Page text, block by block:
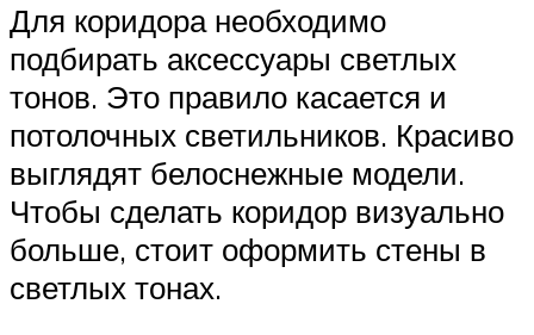
Для коридора необходимо
подбирать аксессуары светлых
тонов. Это правило касается и
потолочных светильников. Красиво
выглядят белоснежные модели.
Чтобы сделать коридор визуально
больше, стоит оформить стены в
светлых тонах.